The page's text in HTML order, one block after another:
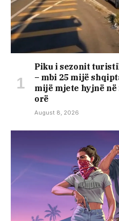
Piku i sezonit
– mbi 25 mijë
mijë mjete hyjnë
orë
August 8, 2026